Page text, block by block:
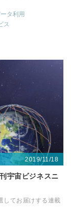
タ利用
ス
2019/11/18
宇宙ビジネスニ
してお届けする連載